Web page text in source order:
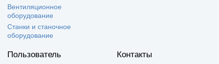
Вентиляционное
оборудование
Станки и станочное
оборудование
Пользователь Контакты